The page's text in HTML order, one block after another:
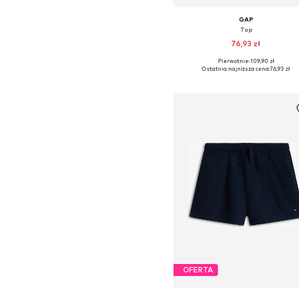
GAP
Top
76,93 zł
Dostępne rozmiary: 104-110
Pierwotnie: 109,90 zł
Ostatnia najniższa cena:76,93 zł
OFERTA